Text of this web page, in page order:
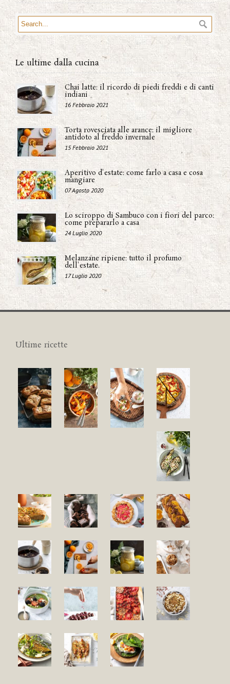
Le ultime dalla cucina
Chai latte: il ricordo di piedi freddi e di canti
indiani
16 Febbraio 2021
Torta rovesciata alle arance: il migliore
antidoto al freddo invernale
15 Febbraio 2021
Aperitivo d'estate: come farlo a casa e cosa
mangiare
07 Agosto 2020
Lo sciroppo di Sambuco con i fiori del parco:
come prepararlo a casa
24 Luglio 2020
Melanzane ripiene: tutto il profumo
dell'estate.
17 Luglio 2020
Ultime ricette